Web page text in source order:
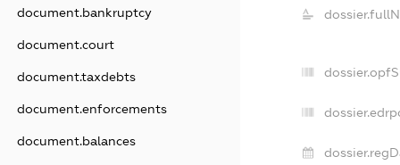
document.bankruptcy
document.court
document.taxdebts
document.enforcements
document.balances